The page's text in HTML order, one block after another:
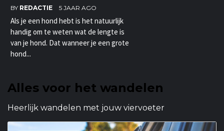
BY REDACTIE 5 JAAR AGO
Als je een hond hebt is het natuurlijk
handig om te weten wat de lengte is
van je hond. Dat wanneer je een grote
hond...
Alles voor het wandelen
Heerlijk wandelen met jouw viervoeter